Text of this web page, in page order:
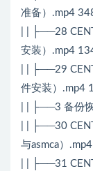
准备）.mp4
| | ├──28
安装）.mp4
| | ├──29
件安装）.mp4
| | ├──3 备份
| | ├──30
与asmca）
| | ├──31